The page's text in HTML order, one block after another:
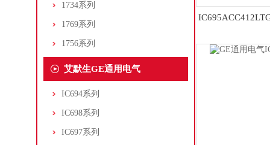
1734系列
1769系列
1756系列
艾默生GE通用电气
IC694系列
IC698系列
IC697系列